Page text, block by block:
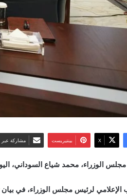
‫X بينتيريست مشاركة عبر
الوزراء، محمد شياع السوداني،
الإعلامي لرئيس مجلس الوزراء، في